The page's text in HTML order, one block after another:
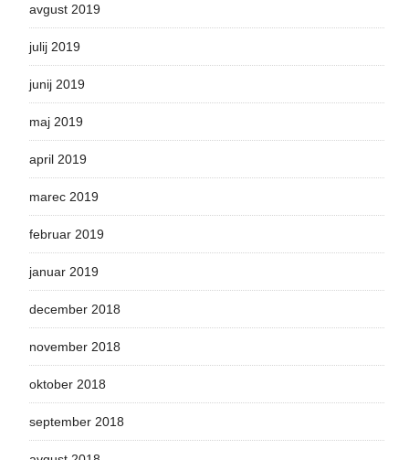
avgust 2019
julij 2019
junij 2019
maj 2019
april 2019
marec 2019
februar 2019
januar 2019
december 2018
november 2018
oktober 2018
september 2018